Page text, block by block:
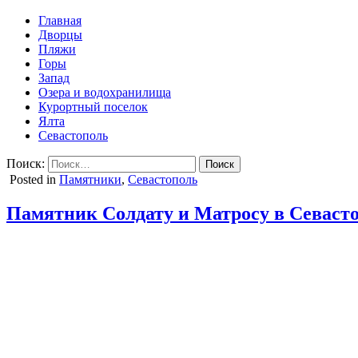
Главная
Дворцы
Пляжи
Горы
Запад
Озера и водохранилища
Курортный поселок
Ялта
Севастополь
Поиск:
Posted in Памятники, Севастополь
Памятник Солдату и Матросу в